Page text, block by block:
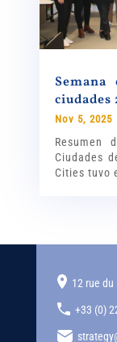
ciudades
Nov 5, 2025
Resumen
Ciudades
Cities tuvo
12 rue du
+33 (0)